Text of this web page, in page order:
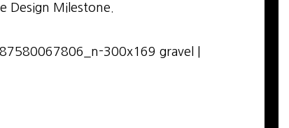
Design Milestone.